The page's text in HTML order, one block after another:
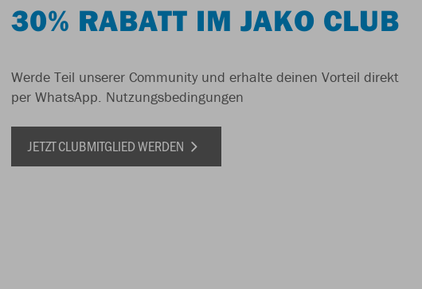
30% RABATT IM JAKO CLUB
Werde Teil unserer Community und erhalte deinen Vorteil direkt
per WhatsApp. Nutzungsbedingungen
JETZT CLUBMITGLIED WERDEN